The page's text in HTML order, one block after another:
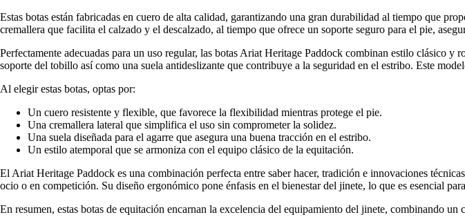
Estas botas están fabricadas en cuero de alta calidad, garantizando una gran durabilidad al tiempo que
cremallera que facilita el calzado y el descalzado, al tiempo que ofrece un soporte seguro para el pie,
Perfectamente adecuadas para un uso regular, las botas Ariat Heritage Paddock combinan estilo clásico y
soporte del tobillo así como una suela antideslizante que contribuye a la seguridad en el estribo. Este
Al elegir estas botas, optas por:
Un cuero resistente y flexible, que favorece la flexibilidad mientras protege el pie.
Una cremallera lateral que simplifica el uso sin comprometer la solidez.
Una suela diseñada para el agarre que asegura una buena tracción en el estribo.
Un estilo atemporal que se armoniza con el equipo clásico de la equitación.
El Ariat Heritage Paddock es una combinación perfecta entre saber hacer, tradición e innovaciones
ocio o en competición. Su diseño ergonómico pone énfasis en el bienestar del jinete, lo que es esencial
En resumen, estas botas de equitación encarnan la excelencia del equipamiento del jinete, combinando